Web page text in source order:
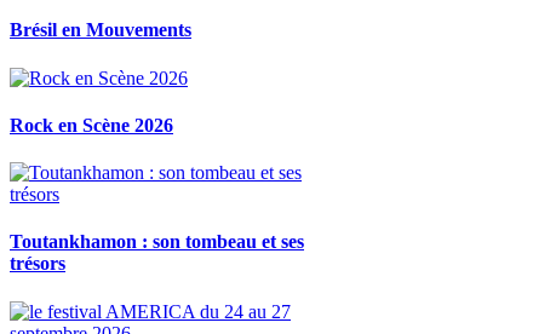
Brésil en Mouvements
Rock en Scène 2026
Toutankhamon : son tombeau et ses
trésors